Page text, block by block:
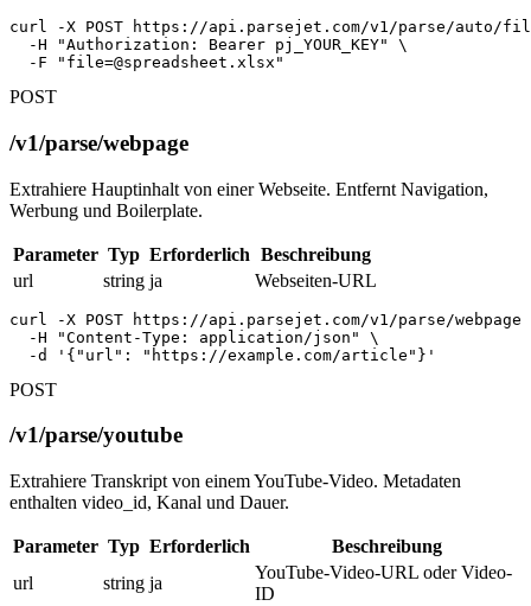
curl -X POST https://api.parsejet.com/v1/parse/auto/
  -H "Authorization: Bearer pj_YOUR_KEY" \
  -F "
file=@spreadsheet.xlsx "
POST
/v1/parse/webpage
Extrahiere Hauptinhalt von einer Webseite. Entfernt Navigation,
Werbung und Boilerplate.
Parameter Typ Erforderlich Beschreibung
url
string ja Webseiten-URL
curl -X POST https://api.parsejet.com/v1/parse/
  -H "Content-Type: application/json" \
  -d '{"url": "https://example.com/article"}'
POST
/v1/parse/youtube
Extrahiere Transkript von einem YouTube-Video. Metadaten
enthalten video_id, Kanal und Dauer.
Parameter Typ Erforderlich
Beschreibung
url
string ja
YouTube-Video-URL oder Video-
ID